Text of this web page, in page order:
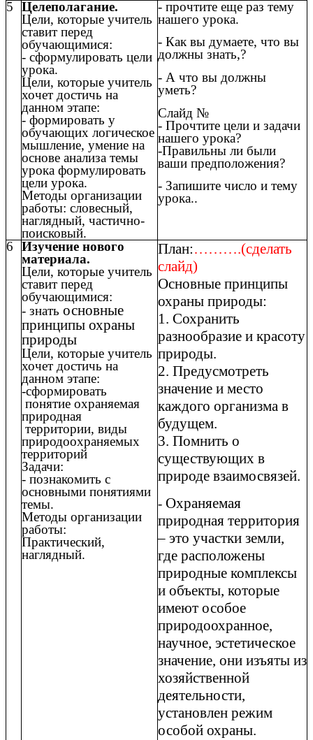
5
Целеполагание.
Цели, которые учитель
ставит перед
обучающимися:
- сформулировать цели
урока.
Цели, которые учитель
хочет достичь на
данном этапе:
- формировать у
обучающих логическое
мышление, умение на
основе анализа темы
урока формулировать
цели урока.
Методы организации
работы: словесный,
наглядный, частично-
поисковый.
- прочтите еще раз тему
нашего урока.
- Как вы думаете, что вы
должны знать,?
- А что вы должны
уметь?
Слайд №
- Прочтите цели и задачи
нашего урока?
-Правильны ли были
ваши предположения?
- Запишите число и тему
урока..
6
Изучение нового
материала.
Цели, которые учитель
ставит перед
обучающимися:
- знать основные
принципы охраны
природы
Цели, которые учитель
хочет достичь на
данном этапе:
-сформировать
понятие охраняемая
природная
территории, виды
природоохраняемых
территорий
Задачи:
- познакомить с
основными понятиями
темы.
Методы организации
работы:
Практический,
наглядный.
План:……….(сделать
слайд)
Основные принципы
охраны природы:
1. Сохранить
разнообразие и красоту
природы.
2. Предусмотреть
значение и место
каждого организма в
будущем.
3. Помнить о
существующих в
природе взаимосвязей.
- Охраняемая
природная территория
– это участки земли,
где расположены
природные комплексы
и объекты, которые
имеют особое
природоохранное,
научное, эстетическое
значение, они изъяты из
хозяйственной
деятельности,
установлен режим
особой охраны.